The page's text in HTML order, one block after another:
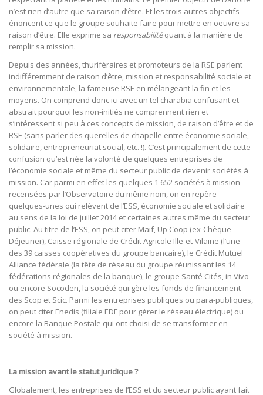
n’est rien d’autre que sa raison d’être. Et les trois autres objectifs
énoncent ce que le groupe souhaite faire pour mettre en oeuvre sa
raison d’être. Elle exprime sa responsabilitéquant à la manière de
remplir sa mission.
Depuis des années, thuriféraires et promoteurs de la RSE parlent
indifféremment de raison d’être, mission et responsabilité sociale et
environnementale, la fameuse RSE en mélangeant la fin et les
moyens. On comprend donc ici avec un tel charabia confusant et
abstrait pourquoi les non-initiés ne comprennent rien et
s’intéressent si peu à ces concepts de mission, de raison d’être et de
RSE (sans parler des querelles de chapelle entre économie sociale,
solidaire, entrepreneuriat social, etc. !). C’est principalement de cette
confusion qu’est née la volonté de quelques entreprises de
l’économie sociale et même du secteur public de devenir sociétés à
mission. Car parmi en effet les quelques 1 652 sociétés à mission
recensées par l’Observatoire du même nom, on en repère
quelques-unes qui relèvent de l’ESS, économie sociale et solidaire
au sens de la loi de juillet 2014 et certaines autres même du secteur
public. Au titre de l’ESS, on peut citer Maif, Up Coop (ex-Chèque
Déjeuner), Caisse régionale de Crédit Agricole Ille-et-Vilaine (l’une
des 39 caisses coopératives du groupe bancaire), le Crédit Mutuel
Alliance fédérale (la tête de réseau du groupe réunissant les 14
fédérations régionales de la banque), le groupe Santé Cités, in Vivo
ou encore Socoden, la société qui gère les fonds de financement
des Scop et Scic. Parmi les entreprises publiques ou para-publiques,
on peut citer Enedis (filiale EDF pour gérer le réseau électrique) ou
encore la Banque Postale qui ont choisi de se transformer en
société à mission.
La mission avant le statut juridique ?
Globalement, les entreprises de l’ESS et du secteur public ayant fait